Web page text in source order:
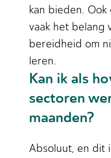
kan bieden.
vaak het belang
bereidheid om
leren.
Kan ik als
sectoren
maanden?
Absoluut, en dit